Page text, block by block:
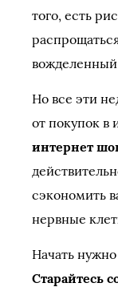
того, есть
вожделенный
Но все эти
от покупок в
интернет
сэкономить
нервные
Начать
Старайтесь